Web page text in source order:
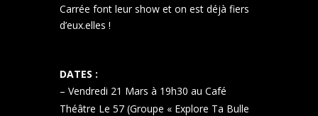
Carrée font leur show et on est déjà fiers
d’eux.elles !
DATES :
– Vendredi 21 Mars à 19h30 au Café
Théâtre Le 57 (Groupe « Explore Ta Bulle